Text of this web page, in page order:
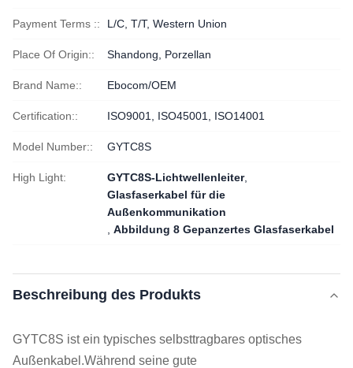
Payment Terms :: L/C, T/T, Western Union
Place Of Origin:: Shandong, Porzellan
Brand Name:: Ebocom/OEM
Certification:: ISO9001, ISO45001, ISO14001
Model Number:: GYTC8S
High Light: GYTC8S-Lichtwellenleiter,
Glasfaserkabel für die
Außenkommunikation
Abbildung 8 Gepanzertes Glasfaserkabel
Beschreibung des Produkts
GYTC8S ist ein typisches selbsttragbares optisches
Außenkabel.Während seine gute